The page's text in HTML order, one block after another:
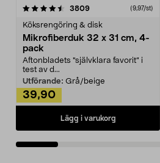
3809recensioner (9,97/st)
Köksrengöring & disk
Mikrofiberduk 32 x 31 cm, 4-
pack
Aftonbladets "självklara favorit” i
test av d...
Utförande: Grå/beige
39,90
Lägg i varukorg
4.0av 5 stjärnor